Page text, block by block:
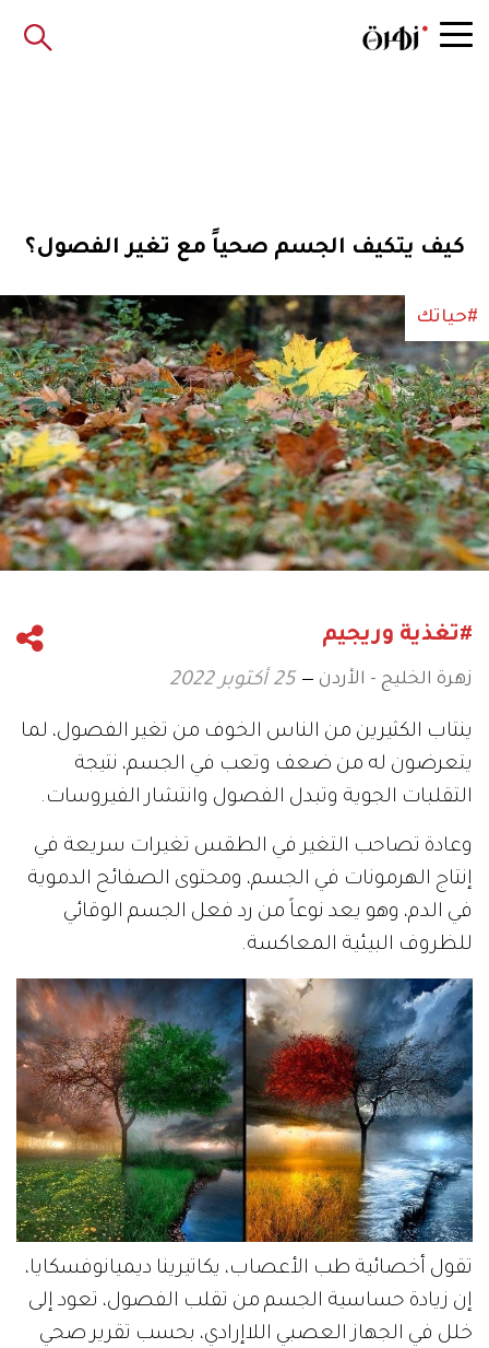
كيف يتكيف الجسم صحياً مع تغير الفصول؟
#حياتك
#تغذية وريجيم
زهرة الخليج - الأردن 25 أكتوبر 2022
ينتاب الكثيرين من الناس الخوف من تغير الفصول، لما
يتعرضون له من ضعف وتعب في الجسم، نتيجة
التقلبات الجوية وتبدل الفصول وانتشار الفيروسات.
وعادة تصاحب التغير في الطقس تغيرات سريعة في
إنتاج الهرمونات في الجسم، ومحتوى الصفائح الدموية
في الدم، وهو يعد نوعاً من رد فعل الجسم الوقائي
للظروف البيئية المعاكسة.
تقول أخصائية طب الأعصاب، يكاتيرينا ديميانوفسكايا،
إن زيادة حساسية الجسم من تقلب الفصول، تعود إلى
خلل في الجهاز العصبي اللاإرادي، بحسب تقرير صحي